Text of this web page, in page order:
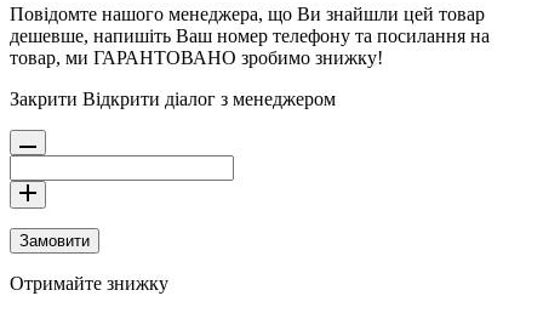
Повідомте нашого менеджера, що Ви знайшли цей товар
дешевше, напишіть Ваш номер телефону та посилання на
товар, ми ГАРАНТОВАНО зробимо знижку!
Закрити Відкрити діалог з менеджером
Замовити
Отримайте знижку